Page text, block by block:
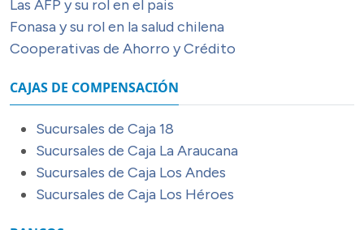
Las AFP y su rol en el pais
Fonasa y su rol en la salud chilena
Cooperativas de Ahorro y Crédito
CAJAS DE COMPENSACIÓN
Sucursales de Caja 18
Sucursales de Caja La Araucana
Sucursales de Caja Los Andes
Sucursales de Caja Los Héroes